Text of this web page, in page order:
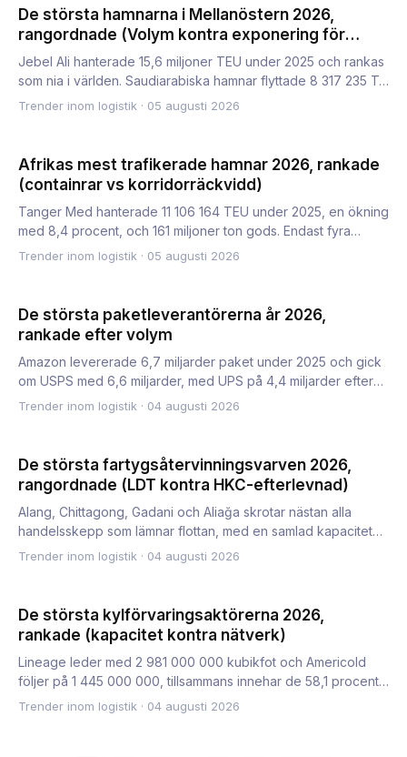
De största hamnarna i Mellanöstern 2026,
rangordnade (Volym kontra exponering för
sund)
Jebel Ali hanterade 15,6 miljoner TEU under 2025 och rankas
som nia i världen. Saudiarabiska hamnar flyttade 8 317 235 T…
Trender inom logistik · 05 augusti 2026
Afrikas mest trafikerade hamnar 2026, rankade
(containrar vs korridorräckvidd)
Tanger Med hanterade 11 106 164 TEU under 2025, en ökning
med 8,4 procent, och 161 miljoner ton gods. Endast fyra
afrika…
Trender inom logistik · 05 augusti 2026
De största paketleverantörerna år 2026,
rankade efter volym
Amazon levererade 6,7 miljarder paket under 2025 och gick
om USPS med 6,6 miljarder, med UPS på 4,4 miljarder efter
ett…
Trender inom logistik · 04 augusti 2026
De största fartygsåtervinningsvarven 2026,
rangordnade (LDT kontra HKC-efterlevnad)
Alang, Chittagong, Gadani och Aliağa skrotar nästan alla
handelsskepp som lämnar flottan, med en samlad kapacitet
på näs…
Trender inom logistik · 04 augusti 2026
De största kylförvaringsaktörerna 2026,
rankade (kapacitet kontra nätverk)
Lineage leder med 2 981 000 000 kubikfot och Americold
följer på 1 445 000 000, tillsammans innehar de 58,1 procent
av G…
Trender inom logistik · 04 augusti 2026